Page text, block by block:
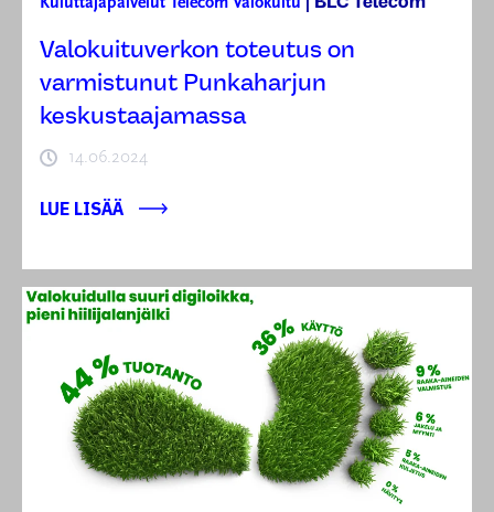
Valokuituverkon toteutus on
varmistunut Punkaharjun
keskustaajamassa
14.06.2024
LUE LISÄÄ